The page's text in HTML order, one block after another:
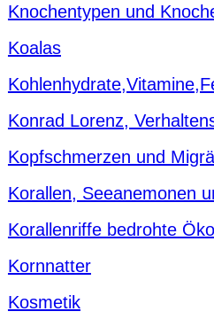
Knochentypen und
Koalas
Konrad Lorenz,
Kopfschmerzen und
Korallen, Seeanemonen
Korallenriffe bedrohte
Kornnatter
Kosmetik